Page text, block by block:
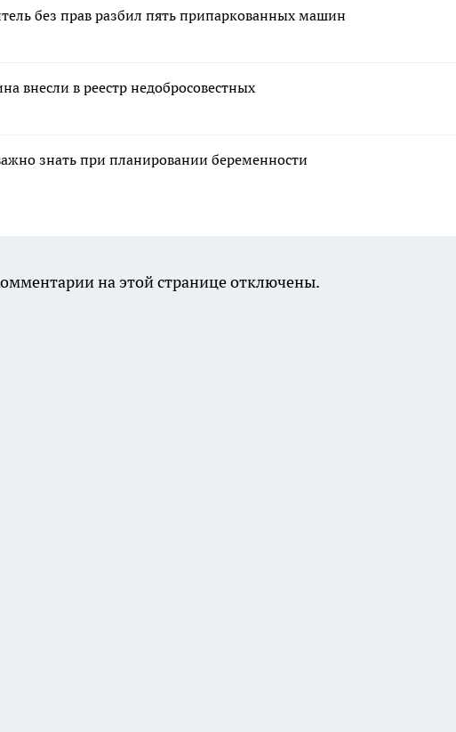
без прав разбил пять припаркованных машин
внесли в реестр недобросовестных
знать при планировании беременности
на этой странице отключены.